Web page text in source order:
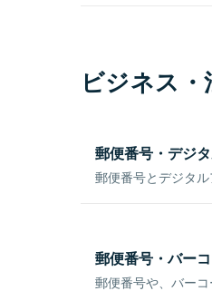
ビジネス
郵便番号・デジ
郵便番号とデジタ
郵便番号・バー
郵便番号や、バー